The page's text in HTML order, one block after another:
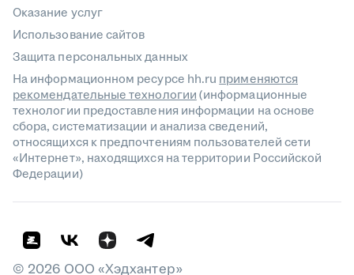
Оказание услуг
Использование сайтов
Защита персональных данных
На информационном ресурсе hh.ru применяются
рекомендательные технологии(информационные
технологии предоставления информации на основе
сбора, систематизации и анализа сведений,
относящихся к предпочтениям пользователей сети
«Интернет», находящихся на территории Российской
Федерации)
© 2026 ООО «Хэдхантер»